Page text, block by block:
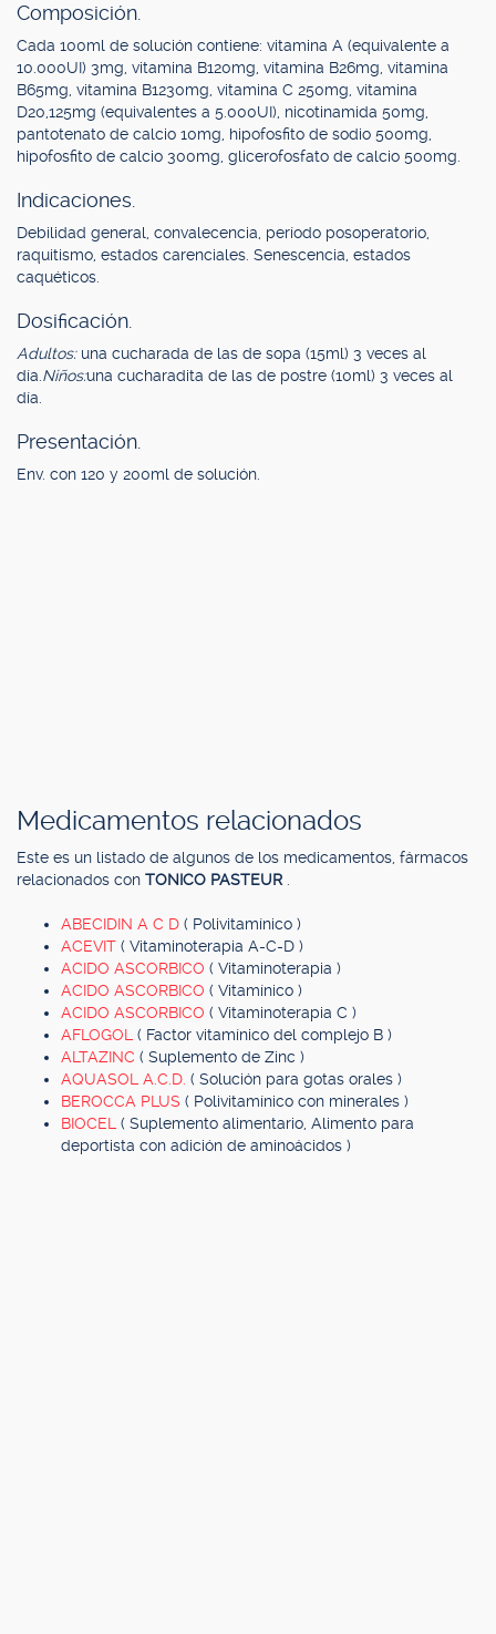
Composición.
Cada 100ml de solución contiene: vitamina A (equivalente a
10.000UI) 3mg, vitamina B120mg, vitamina B26mg, vitamina
B65mg, vitamina B1230mg, vitamina C 250mg, vitamina
D20,125mg (equivalentes a 5.000UI), nicotinamida 50mg,
pantotenato de calcio 10mg, hipofosfito de sodio 500mg,
hipofosfito de calcio 300mg, glicerofosfato de calcio 500mg.
Indicaciones.
Debilidad general, convalecencia, período posoperatorio,
raquitismo, estados carenciales. Senescencia, estados
caquéticos.
Dosificación.
Adultos: una cucharada de las de sopa (15ml) 3 veces al
día. Niños:una cucharadita de las de postre (10ml) 3 veces al
día.
Presentación.
Env. con 120 y 200ml de solución.
Medicamentos relacionados
Este es un listado de algunos de los medicamentos, fármacos
relacionados con TONICO PASTEUR
ABECIDIN A C D ( Polivitamínico )
ACEVIT ( Vitaminoterapia A-C-D )
ACIDO ASCORBICO ( Vitaminoterapia )
ACIDO ASCORBICO ( Vitamínico )
ACIDO ASCORBICO ( Vitaminoterapia C )
AFLOGOL ( Factor vitamínico del complejo B )
ALTAZINC ( Suplemento de Zinc )
AQUASOL A.C.D. ( Solución para gotas orales )
BEROCCA PLUS ( Polivitamínico con minerales )
BIOCEL ( Suplemento alimentario, Alimento para
deportista con adición de aminoácidos )